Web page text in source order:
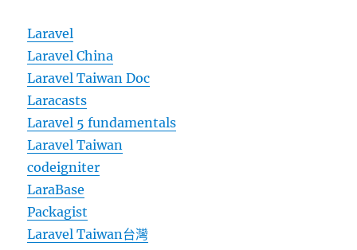
Laravel
Laravel China
Laravel Taiwan Doc
Laracasts
Laravel 5 fundamentals
Laravel Taiwan
codeigniter
LaraBase
Packagist
Laravel Taiwan台灣